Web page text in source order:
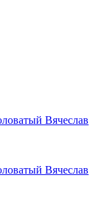
Вячеслав
Вячеслав